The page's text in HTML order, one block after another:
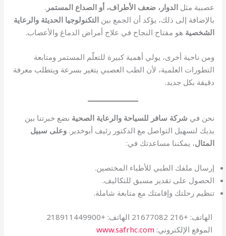
عصبية مثلالدوار، ضعف الأطراف، أو الصداع المستمر .
بالإضافة إلى ذلك، يؤكد أن الجمع بينالتكنولوجيا الحديثة والرعاية
الشخصية هو مفتاح النجاح في علاج أمراض الدماغ والأعصاب.
ومن ناحية أخرى، يولي أهمية كبيرة للتعلّم المستمر ومتابعة
التطورات العلمية، لأن الطب العصبي يتغير بسرعة ويتطلب معرفة
دقيقة بكل جديد.
نحن في شركة سافر للسياحة والرعاية الصحية نضع خبرتنا بين
يديك لتسهيل التواصل مع الدكتور رئيف أبوخدير.وعلى سبيل
المثال، يمكننا مساعدتك في:
إرسال ملفك الطبي للأطباء المختصين.
الحصول على تقدير مسبق للتكاليف.
تنظيم رحلتك وإقامتك مع متابعة شاملة.
الهاتف: +216 21677082 الهاتف: +218911449900
الموقع الإلكتروني: www.safrhc.com